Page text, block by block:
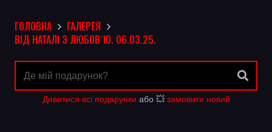
ГОЛОВНА
ГАЛЕРЕЯ
ВІД НАТАЛІ З ЛЮБОВ`Ю. 06.03.25.
Дивитися всі подарунки або 💥замовити новий